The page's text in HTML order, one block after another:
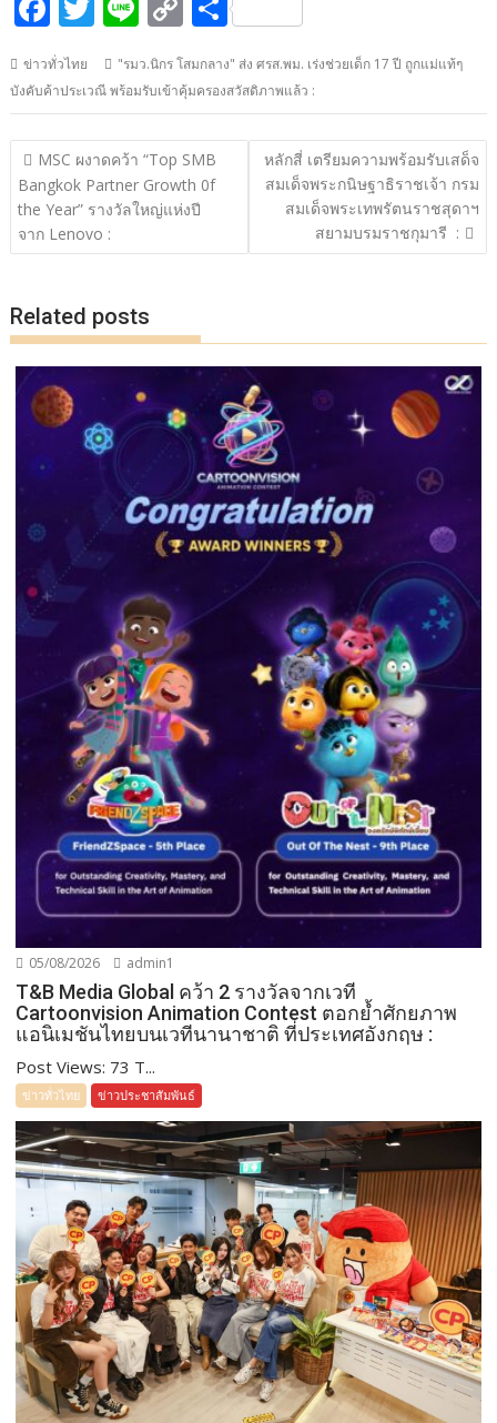
ac
e
b
o
o
k
itt
er
e p
y
Li
n
k
ar
e
ข่าวทั่วไทย
"รมว.นิกร โสมกลาง" ส่ง ศรส.พม. เร่งช่วยเด็ก 17 ปี ถูกแม่แท้ๆ
บังคับค้าประเวณี พร้อมรับเข้าคุ้มครองสวัสดิภาพแล้ว :
แนะแนว
เรื่อง
MSC ผงาดคว้า “Top SMB
Bangkok Partner Growth 0f
the Year” รางวัลใหญ่แห่งปี
จาก Lenovo :
หลักสี่ เตรียมความพร้อมรับเสด็จ
สมเด็จพระกนิษฐาธิราชเจ้า กรม
สมเด็จพระเทพรัตนราชสุดาฯ
สยามบรมราชกุมารี :
Related posts
05/08/2026 admin1
T&B Media Global คว้า 2 รางวัลจากเวที
Cartoonvision Animation Contest ตอกย้ำศักยภาพ
แอนิเมชันไทยบนเวทีนานาชาติ ที่ประเทศอังกฤษ :
Post Views: 73 T...
ข่าวทั่วไทย ข่าวประชาสัมพันธ์